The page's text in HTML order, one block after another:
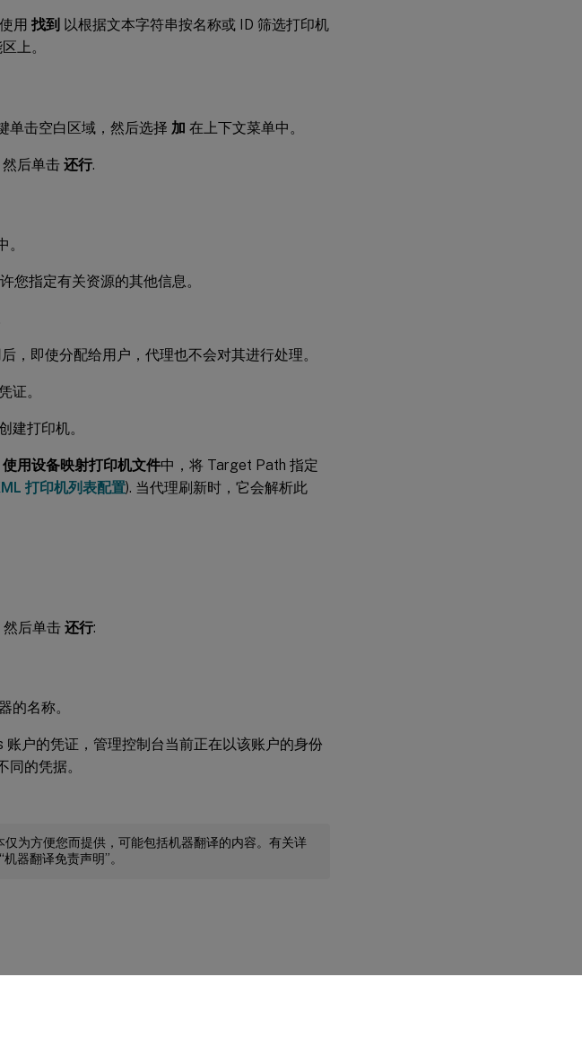
用 找到 以根据文本字符串按名称或 ID 筛选打印机
上。
单击空白区域，然后选择 加 在上下文菜单中。
后单击 还行.
您指定有关资源的其他信息。
，即使分配给用户，代理也不会对其进行处理。
证。
建打印机。
使用设备映射打印机文件中，将 Target Path 指定
打印机列表配置). 当代理刷新时，它会解析此
然后单击 还行:
的名称。
账户的凭证，管理控制台当前正在以该账户的身份
的凭据。
为方便您而提供，可能包括机器翻译的内容。有关详
机器翻译免责声明”。